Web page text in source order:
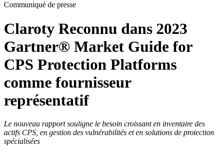
Communiqué de presse
Claroty Reconnu dans 2023
Gartner® Market Guide for
CPS Protection Platforms
comme fournisseur
représentatif
Le nouveau rapport souligne le besoin croissant en inventaire des
actifs CPS, en gestion des vulnérabilités et en solutions de protection
spécialisées